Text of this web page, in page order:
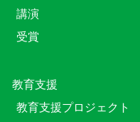
講演
受賞
教育⽀援
教育⽀援プロジェクト